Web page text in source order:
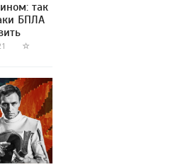
так
БПЛА